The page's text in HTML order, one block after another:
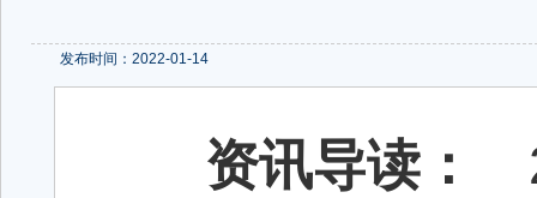
发布时间：2022-01-14
资讯导读：